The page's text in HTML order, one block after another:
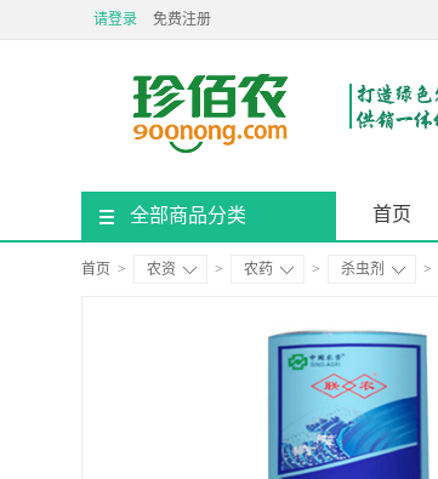
请登录 免费注册
全部商品分类 首页
首页 > 农资 > 农药 > 杀虫剂 >